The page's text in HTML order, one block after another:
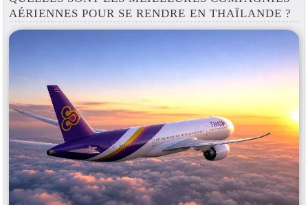
AÉRIENNES POUR SE RENDRE EN THAÏLANDE ?